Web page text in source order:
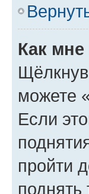
Как
можете
Если
пройти
поднять